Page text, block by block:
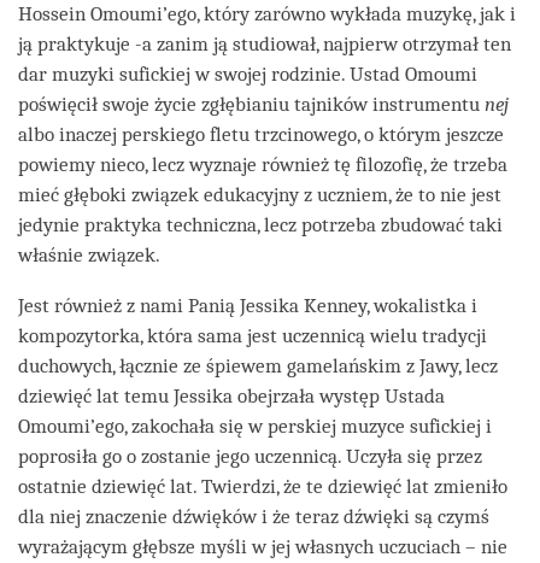
Hossein Omoumi’ego, który zarówno wykłada muzykę, jak i
ją praktykuje -a zanim ją studiował, najpierw otrzymał ten
dar muzyki sufickiej w swojej rodzinie. Ustad Omoumi
poświęcił swoje życie zgłębianiu tajników instrumentu nej
albo inaczej perskiego fletu trzcinowego, o którym jeszcze
powiemy nieco, lecz wyznaje również tę filozofię, że trzeba
mieć głęboki związek edukacyjny z uczniem, że to nie jest
jedynie praktyka techniczna, lecz potrzeba zbudować taki
właśnie związek.
Jest również z nami Panią Jessika Kenney, wokalistka i
kompozytorka, która sama jest uczennicą wielu tradycji
duchowych, łącznie ze śpiewem gamelańskim z Jawy, lecz
dziewięć lat temu Jessika obejrzała występ Ustada
Omoumi’ego, zakochała się w perskiej muzyce sufickiej i
poprosiła go o zostanie jego uczennicą. Uczyła się przez
ostatnie dziewięć lat. Twierdzi, że te dziewięć lat zmieniło
dla niej znaczenie dźwięków i że teraz dźwięki są czymś
wyrażającym głębsze myśli w jej własnych uczuciach – nie